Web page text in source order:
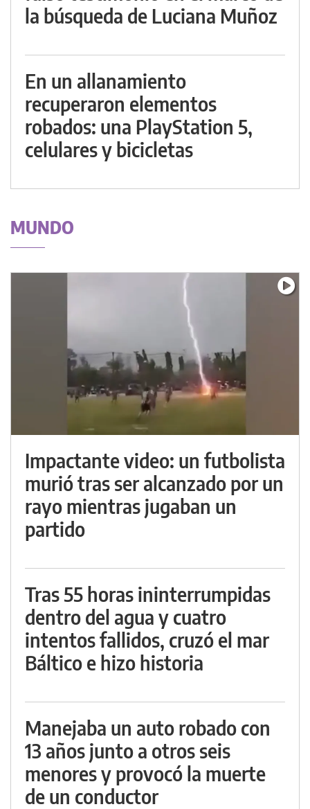
la búsqueda de Luciana Muñoz
En un allanamiento
recuperaron elementos
robados: una PlayStation 5,
celulares y bicicletas
MUNDO
Impactante video: un futbolista
murió tras ser alcanzado por un
rayo mientras jugaban un
partido
Tras 55 horas ininterrumpidas
dentro del agua y cuatro
intentos fallidos, cruzó el mar
Báltico e hizo historia
Manejaba un auto robado con
13 años junto a otros seis
menores y provocó la muerte
de un conductor